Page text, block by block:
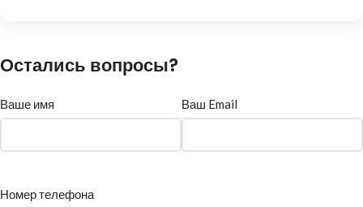
Остались вопросы?
Ваше имя Ваш Email
Номер телефона